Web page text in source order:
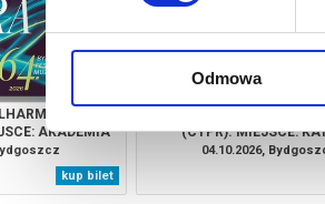
Odmowa
AKADEMIA
kup bilet
(CYPR). MIEJSCE:
BYDGOSKA
04.10.2026,